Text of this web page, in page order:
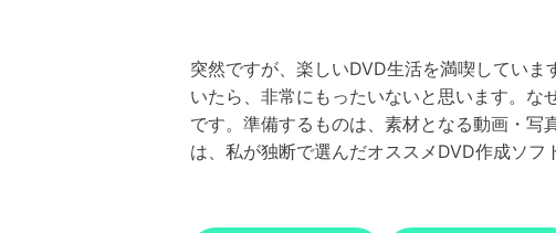
突然ですが、楽しいDVD生活を満喫してい
いたら、非常にもったいないと思います。
です。準備するものは、素材となる動画・
は、私が独断で選んだオススメDVD作成ソフ